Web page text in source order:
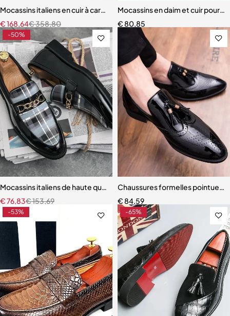
Mocassins italiens en cuir à carreaux pour hommes
€358,80
€168,64
Mocassins en daim et cuir pour
€ 80,85
-50%
Mocassins italiens de haute qualité pour hommes
€153,69
€76,83
Chaussures formelles pointues
€ 84,59
-53% -65%